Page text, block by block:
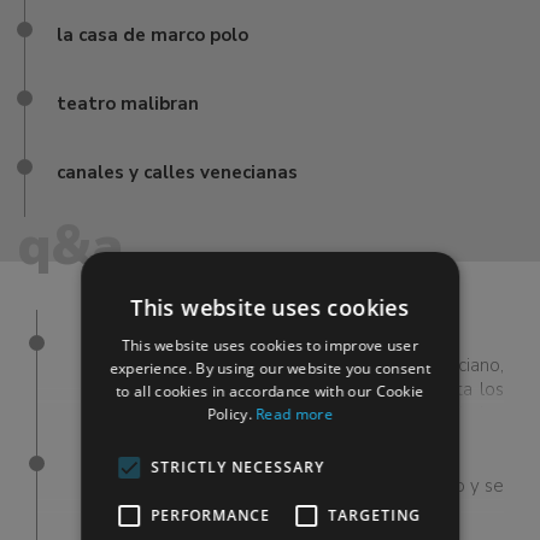
la casa de marco polo
teatro malibran
canales y calles venecianas
q&a
¿Qué se puede ver en Palacio Ducal?
Desde la arquitectura de estilo gótico-veneciano,
los patios, logias, escaleras y esculturas hasta los
apartamentos del Palacio Ducal, el Puente de los
Hay demasiadas cosas para ver en el Palacio
Ducal.
¿Cómo se entra al Palacio Ducal?
Se necesitan entradas para acceder al Palacio y se
recomienda comprarlas de antemano.
This website uses cookies
This website uses cookies to improve user
experience. By using our website you consent
to all cookies in accordance with our Cookie
Policy. Read more
STRICTLY NECESSARY
PERFORMANCE TARGETING